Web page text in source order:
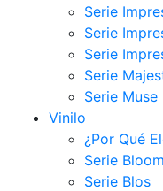
Serie
Serie
Serie
Serie
Serie Muse
Vinilo
¿Por Qué
Serie Bloom
Serie Blos